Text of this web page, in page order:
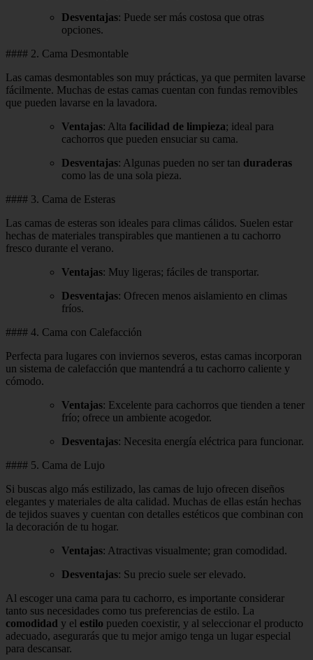
Desventajas: Puede ser más costosa que otras
opciones.
#### 2. Cama Desmontable
Las camas desmontables son muy prácticas, ya que permiten lavarse
fácilmente. Muchas de estas camas cuentan con fundas removibles
que pueden lavarse en la lavadora.
Ventajas: Alta facilidad de limpieza; ideal para
cachorros que pueden ensuciar su cama.
Desventajas: Algunas pueden no ser tan duraderas
como las de una sola pieza.
#### 3. Cama de Esteras
Las camas de esteras son ideales para climas cálidos. Suelen estar
hechas de materiales transpirables que mantienen a tu cachorro
fresco durante el verano.
Ventajas: Muy ligeras; fáciles de transportar.
Desventajas: Ofrecen menos aislamiento en climas
fríos.
#### 4. Cama con Calefacción
Perfecta para lugares con inviernos severos, estas camas incorporan
un sistema de calefacción que mantendrá a tu cachorro caliente y
cómodo.
Ventajas: Excelente para cachorros que tienden a tener
frío; ofrece un ambiente acogedor.
Desventajas: Necesita energía eléctrica para funcionar.
#### 5. Cama de Lujo
Si buscas algo más estilizado, las camas de lujo ofrecen diseños
elegantes y materiales de alta calidad. Muchas de ellas están hechas
de tejidos suaves y cuentan con detalles estéticos que combinan con
la decoración de tu hogar.
Ventajas: Atractivas visualmente; gran comodidad.
Desventajas: Su precio suele ser elevado.
Al escoger una cama para tu cachorro, es importante considerar
tanto sus necesidades como tus preferencias de estilo. La
comodidad y el estilo pueden coexistir, y al seleccionar el producto
adecuado, asegurarás que tu mejor amigo tenga un lugar especial
para descansar.